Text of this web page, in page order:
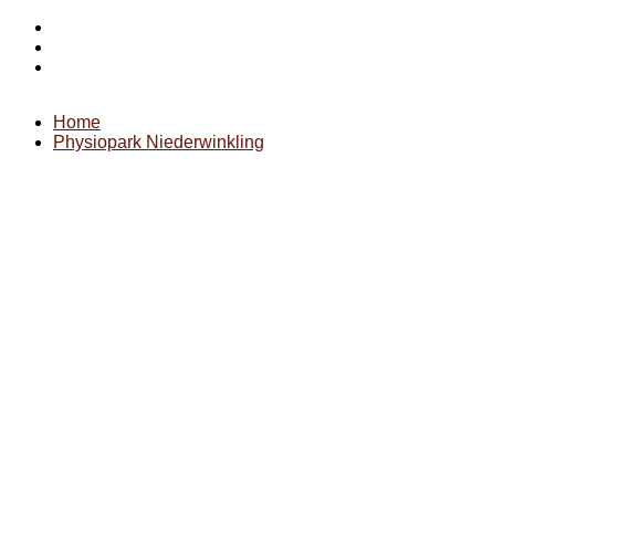
Home
Physiopark Niederwinkling